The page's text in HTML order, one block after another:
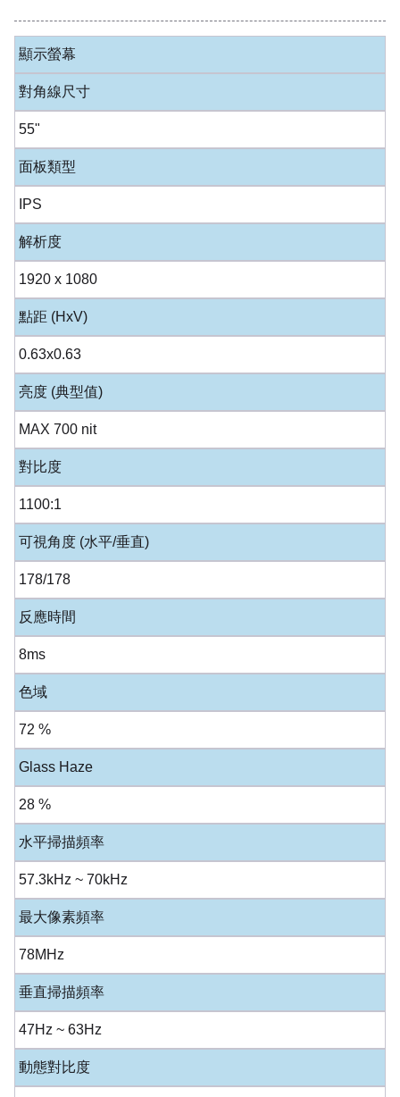
顯示螢幕
對角線尺寸
55"
面板類型
IPS
解析度
1920 x 1080
點距 (HxV)
0.63x0.63
亮度 (典型值)
MAX 700 nit
對比度
1100:1
可視角度 (水平/垂直)
178/178
反應時間
8ms
色域
72 %
Glass Haze
28 %
水平掃描頻率
57.3kHz ~ 70kHz
最大像素頻率
78MHz
垂直掃描頻率
47Hz ~ 63Hz
動態對比度